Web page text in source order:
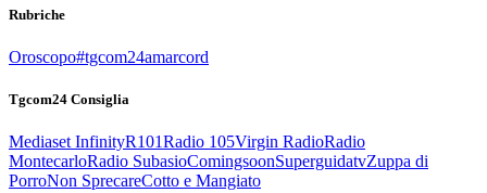
Rubriche
Oroscopo#tgcom24amarcord
Tgcom24 Consiglia
Mediaset InfinityR101Radio 105Virgin RadioRadio
MontecarloRadio SubasioComingsoonSuperguidatvZuppa di
PorroNon SprecareCotto e Mangiato